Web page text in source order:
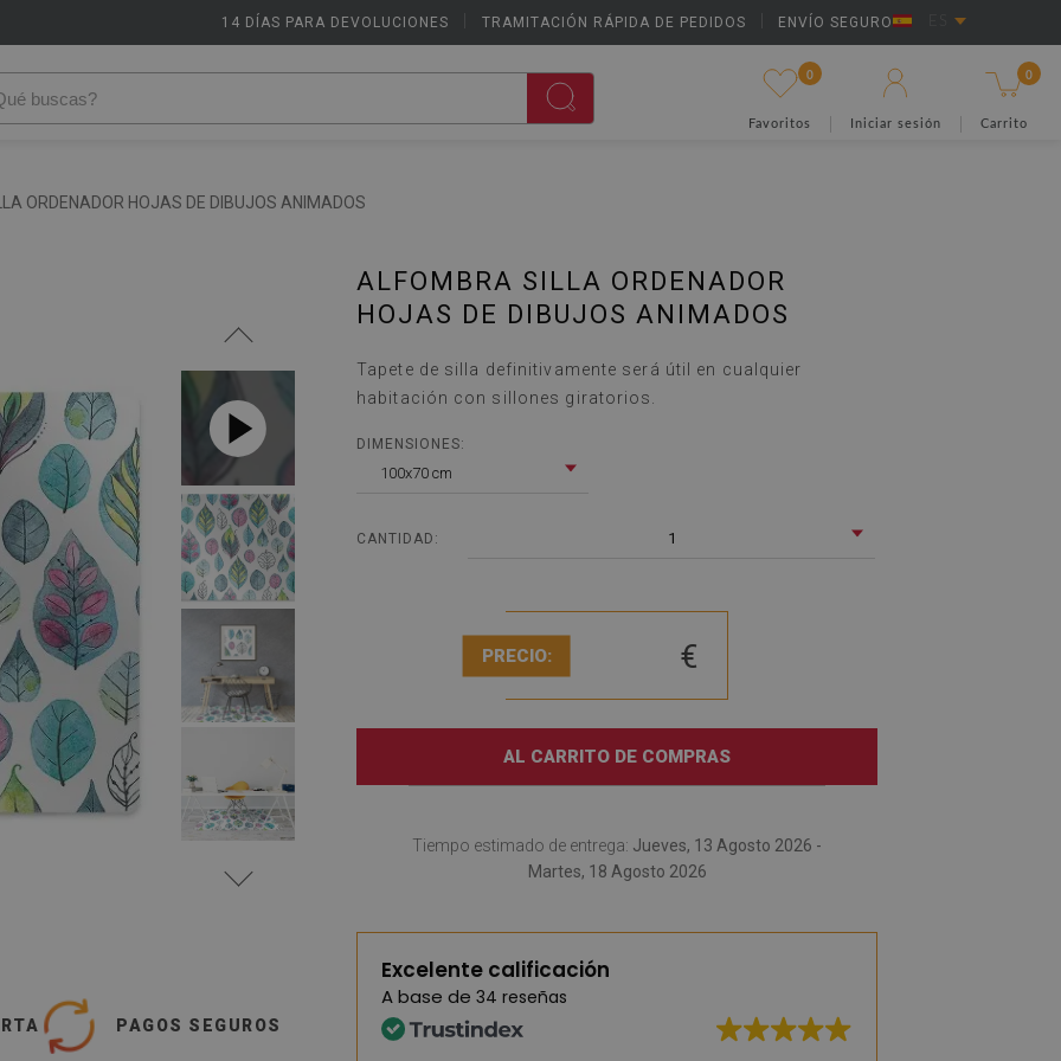
14 DÍAS PARA DEVOLUCIONES TRAMITACIÓN RÁPIDA DE PEDIDOS ENVÍO SEGURO
0
Favoritos Iniciar sesión
0
Carrito
ORDENADOR HOJAS DE DIBUJOS ANIMADOS
PAGOS SEGUROS
ALFOMBRA SILLA ORDENADOR
HOJAS DE DIBUJOS ANIMADOS
Tapete de silla definitivamente será útil en cualquier
habitación con sillones giratorios.
DIMENSIONES:
100x70 cm
CANTIDAD: 1
PRECIO: €
AL CARRITO DE COMPRAS
Tiempo estimado de entrega: Jueves, 13 Agosto 2026 -
Martes, 18 Agosto 2026
Excelente calificación
A base de 34 reseñas